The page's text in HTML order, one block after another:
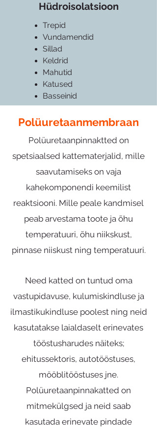
Hüdroisolatsioon
Trepid
Vundamendid
Sillad
Keldrid
Mahutid
Katused
Basseinid
Polüuretaanmembraan
Polüuretaanpinnaktted on
spetsiaalsed kattematerjalid, mille
saavutamiseks on vaja
kahekomponendi keemilist
reaktsiooni. Mille peale kandmisel
peab arvestama toote ja õhu
temperatuuri, õhu niikskust,
pinnase niiskust ning temperatuuri.
Need katted on tuntud oma
vastupidavuse, kulumiskindluse ja
ilmastikukindluse poolest ning neid
kasutatakse laialdaselt erinevates
tööstusharudes näiteks;
ehitussektoris, autotööstuses,
mööblitööstuses jne.
Polüuretaanpinnakatted on
mitmekülgsed ja neid saab
kasutada erinevate pindade